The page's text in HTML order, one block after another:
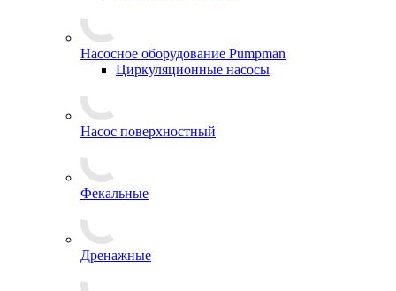
Насосное оборудование Pumpman
Циркуляционные насосы
Насос поверхностный
Фекальные
Дренажные